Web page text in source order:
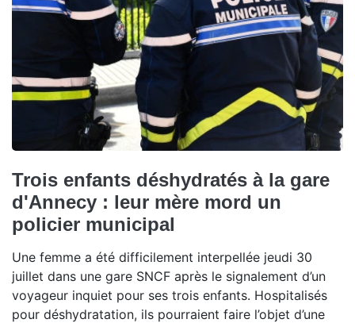
Trois enfants déshydratés à la gare
d'Annecy : leur mère mord un
policier municipal
Une femme a été difficilement interpellée jeudi 30
juillet dans une gare SNCF après le signalement d’un
voyageur inquiet pour ses trois enfants. Hospitalisés
pour déshydratation, ils pourraient faire l’objet d’une